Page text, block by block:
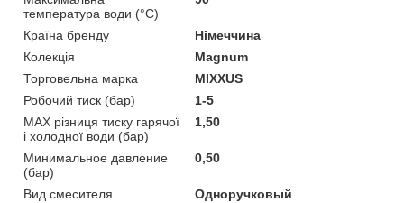
температура води (°C)
Країна бренду
Німеччина
Колекція
Magnum
Торговельна марка
MIXXUS
Робочий тиск (бар)
1-5
MAX різниця тиску гарячої
і холодної води (бар)
1,50
Минимальное давление
(бар)
0,50
Вид смесителя Одноручковый